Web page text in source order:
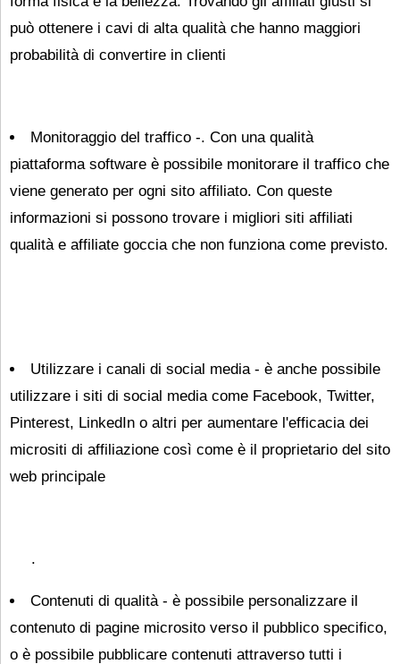
può ottenere i cavi di alta qualità che hanno maggiori
probabilità di convertire in clienti
Monitoraggio del traffico -. Con una qualità
piattaforma software è possibile monitorare il traffico che
viene generato per ogni sito affiliato. Con queste
informazioni si possono trovare i migliori siti affiliati
qualità e affiliate goccia che non funziona come previsto.
Utilizzare i canali di social media - è anche possibile
utilizzare i siti di social media come Facebook, Twitter,
Pinterest, LinkedIn o altri per aumentare l'efficacia dei
micrositi di affiliazione così come è il proprietario del sito
web principale
.
Contenuti di qualità - è possibile personalizzare il
contenuto di pagine microsito verso il pubblico specifico,
o è possibile pubblicare contenuti attraverso tutti i